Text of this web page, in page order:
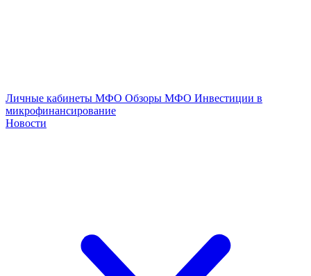
Личные кабинеты МФО Обзоры МФО Инвестиции в
микрофинансирование
Новости